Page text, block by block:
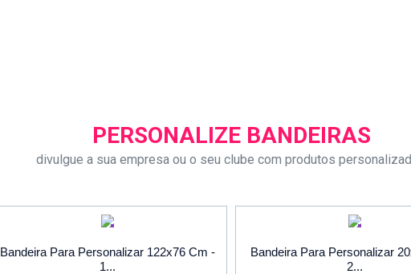
PERSONALIZE BANDEIRAS
divulgue a sua empresa ou o seu clube com produtos
Bandeira Para Personalizar 122x76 Cm -
1...
Bandeira Para Personalizar
2...